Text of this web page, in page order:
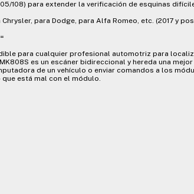
108) para extender la verificación de esquinas
para Dodge, para Alfa Romeo, etc. (2017 y
para cualquier profesional automotriz para
es un escáner bidireccional y hereda una
de un vehículo o enviar comandos a los
está mal con el módulo.